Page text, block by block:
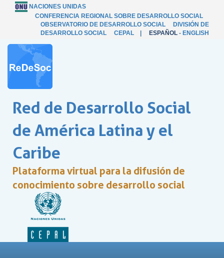
NACIONES UNIDAS
CONFERENCIA REGIONAL SOBRE DESARROLLO SOCIAL
OBSERVATORIO DE DESARROLLO SOCIAL
DIVISIÓN DE
DESARROLLO SOCIAL
CEPAL ESPAÑOL - ENGLISH
Red de Desarrollo Social
de América Latina y el
Caribe
Plataforma virtual para la difusión de
conocimiento sobre desarrollo social